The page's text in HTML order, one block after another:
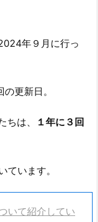
年９月に行っ
更新日。
は、
１年に３回
ています。
いて紹介してい